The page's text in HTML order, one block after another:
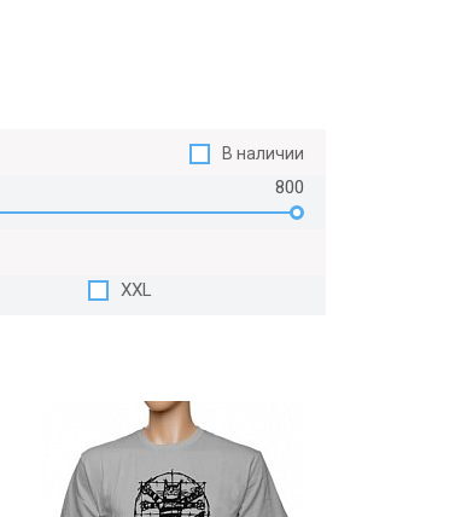
В наличии
800
XXL